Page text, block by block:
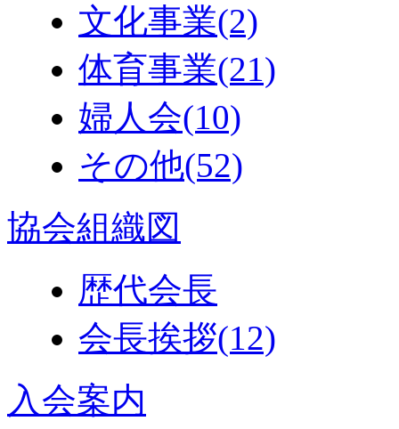
文化事業(2)
体育事業(21)
婦人会(10)
その他(52)
協会組織図
歴代会長
会長挨拶(12)
入会案内